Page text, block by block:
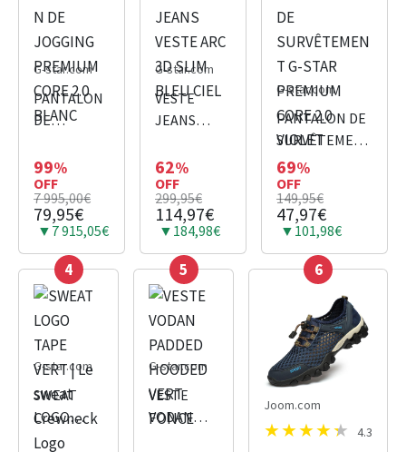
G-star.com
PANTALON
DE
PREMIUM
CORE 2.0
BLANC
99%
OFF
7 995,00€
79,95€
▼7 915,05€
G-star.com
VESTE
JEANS
3D SLIM
BLEU CIEL
62%
OFF
299,95€
114,97€
▼184,98€
G-star.com
PANTALON DE
SURVÊTEMENT
G-STAR
PREMIUM
CORE 2.0
VIOLET
69%
OFF
149,95€
47,97€
▼101,98€
4
G-star.com
SWEAT
LOGO
TAPE VERT
5
G-star.com
VESTE
VODAN
6
Joom.com
4.3